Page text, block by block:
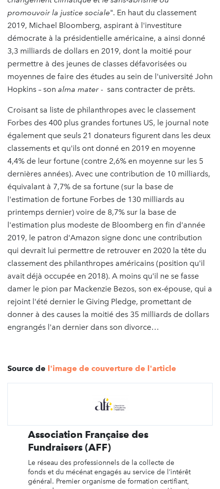
promouvoir la justice sociale". En haut du classement
2019, Michael Bloomberg, aspirant à l'investiture
démocrate à la présidentielle américaine, a ainsi donné
3,3 milliards de dollars en 2019, dont la moitié pour
permettre à des jeunes de classes défavorisées ou
moyennes de faire des études au sein de l'université John
Hopkins – son alma mater - sans contracter de prêts.
Croisant sa liste de philanthropes avec le classement
Forbes des 400 plus grandes fortunes US, le journal note
également que seuls 21 donateurs figurent dans les deux
classements et qu'ils ont donné en 2019 en moyenne
4,4% de leur fortune (contre 2,6% en moyenne sur les 5
dernières années). Avec une contribution de 10 milliards,
équivalant à 7,7% de sa fortune (sur la base de
l'estimation de fortune Forbes de 130 milliards au
printemps dernier) voire de 8,7% sur la base de
l'estimation plus modeste de Bloomberg en fin d'année
2019, le patron d'Amazon signe donc une contribution
qui devrait lui permettre de retrouver en 2020 la tête du
classement des philanthropes américains (position qu'il
avait déjà occupée en 2018). A moins qu'il ne se fasse
damer le pion par Mackenzie Bezos, son ex-épouse, qui a
rejoint l'été dernier le Giving Pledge, promettant de
donner à des causes la moitié des 35 milliards de dollars
engrangés l'an dernier dans son divorce…
Source de l'image de couverture de l'article
Association Française des
Fundraisers (AFF)
Le réseau des professionnels de la collecte de
fonds et du mécénat engagés au service de l’intérêt
général. Premier organisme de formation certifiant,